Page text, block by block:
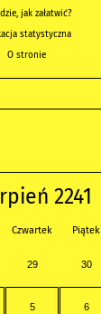
jak załatwić?
statystyczna
O stronie
2241
Czwartek Piątek
29 30
5 6